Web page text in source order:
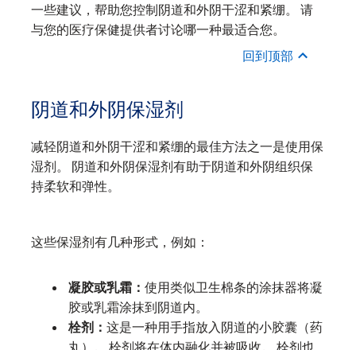
一些建议，帮助您控制阴道和外阴干涩和紧绷。 请
与您的医疗保健提供者讨论哪一种最适合您。
回到顶部
阴道和外阴保湿剂
减轻阴道和外阴干涩和紧绷的最佳方法之一是使用保
湿剂。 阴道和外阴保湿剂有助于阴道和外阴组织保
持柔软和弹性。
这些保湿剂有几种形式，例如：
凝胶或乳霜： 使用类似卫生棉条的涂抹器将凝
胶或乳霜涂抹到阴道内。
栓剂： 这是一种用手指放入阴道的小胶囊（药
丸）。 栓剂将在体内融化并被吸收。 栓剂也